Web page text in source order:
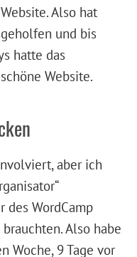
Also hat
und bis
hatte das
Website.
aber ich
des WordCamp
Also habe
Woche, 9 Tage vor